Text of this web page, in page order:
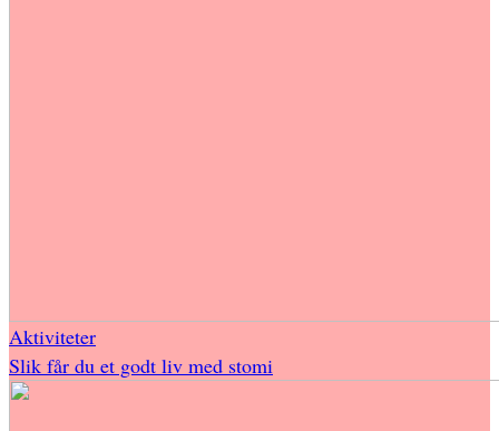
Aktiviteter
Slik får du et godt liv med stomi